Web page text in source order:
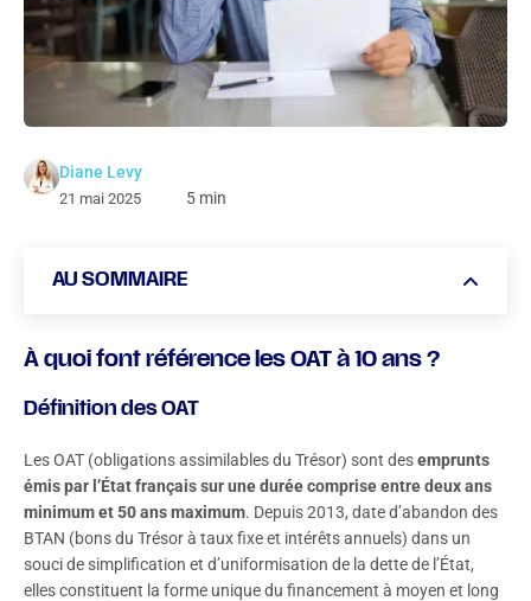
Diane Levy
21 mai 2025 5 min
AU SOMMAIRE
À quoi font référence les OAT à 10 ans ?
Comment les OAT 10 ans influencent les taux
Quelle évolution pour le taux de l’OAT 10 ans en France ?
À quoi font référence les OAT à 10 ans ?
Définition des OAT
Les OAT (obligations assimilables du Trésor) sont desemprunts
émis par l’État français sur une durée comprise entre deux ans
minimum et 50 ans maximum. Depuis 2013, date d’abandon des
BTAN (bons du Trésor à taux fixe et intérêts annuels) dans un
souci de simplification et d’uniformisation de la dette de l’État,
elles constituent la forme unique du financement à moyen et long